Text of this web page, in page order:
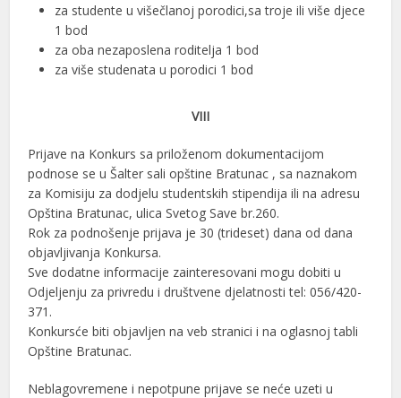
za studente u višečlanoj porodici,sa troje ili više djece
1 bod
za oba nezaposlena roditelja 1 bod
za više studenata u porodici 1 bod
VIII
Prijave na Konkurs sa priloženom dokumentacijom
podnose se u Šalter sali opštine Bratunac , sa naznakom
za Komisiju za dodjelu studentskih stipendija ili na adresu
Opština Bratunac, ulica Svetog Save br.260.
Rok za podnošenje prijava je 30 (trideset) dana od dana
objavljivanja Konkursa.
Sve dodatne informacije zainteresovani mogu dobiti u
Odjeljenju za privredu i društvene djelatnosti tel: 056/420-
371.
Konkursće biti objavljen na veb stranici i na oglasnoj tabli
Opštine Bratunac.
Neblagovremene i nepotpune prijave se neće uzeti u